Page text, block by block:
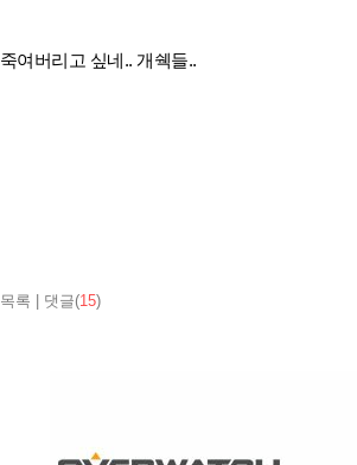
죽여버리고 싶네.. 개쉑들..
목록 댓글(15)